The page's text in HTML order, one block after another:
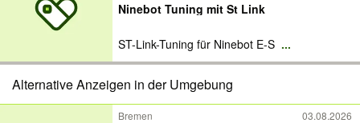
Ninebot Tuning mit St Link
ST-Link-Tuning für Ninebot E-S ...
Alternative Anzeigen in der Umgebung
Bremen 03.08.2026